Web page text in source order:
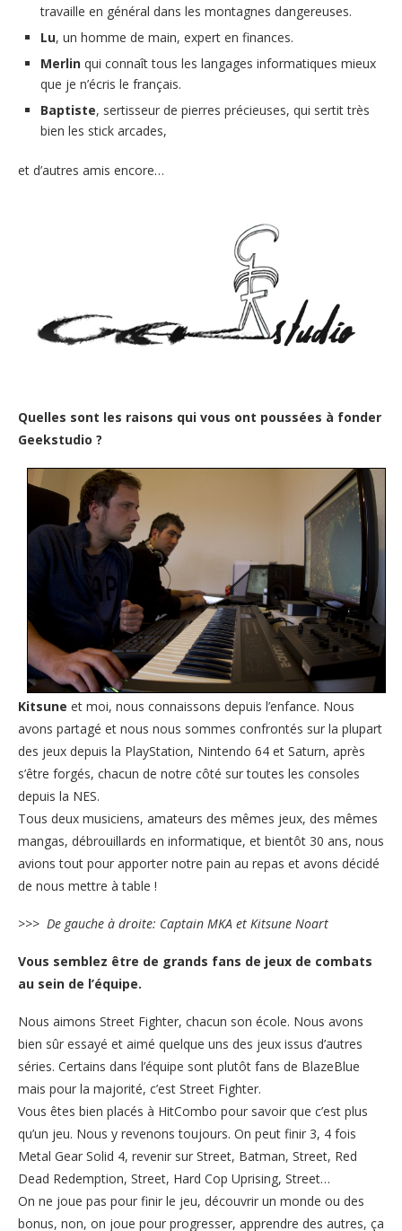
travaille en général dans les montagnes dangereuses.
Lu, un homme de main, expert en finances.
Merlin qui connaît tous les langages informatiques mieux
que je n’écris le français.
Baptiste, sertisseur de pierres précieuses, qui sertit très
bien les stick arcades,
et d’autres amis encore…
Quelles sont les raisons qui vous ont poussées à fonder
Geekstudio ?
Kitsune et moi, nous connaissons depuis l’enfance. Nous
avons partagé et nous nous sommes confrontés sur la plupart
des jeux depuis la PlayStation, Nintendo 64 et Saturn, après
s’être forgés, chacun de notre côté sur toutes les consoles
depuis la NES.
Tous deux musiciens, amateurs des mêmes jeux, des mêmes
mangas, débrouillards en informatique, et bientôt 30 ans, nous
avions tout pour apporter notre pain au repas et avons décidé
de nous mettre à table !
>>> De gauche à droite: Captain MKA et Kitsune Noart
Vous semblez être de grands fans de jeux de combats
au sein de l’équipe.
Nous aimons Street Fighter, chacun son école. Nous avons
bien sûr essayé et aimé quelque uns des jeux issus d’autres
séries. Certains dans l’équipe sont plutôt fans de BlazeBlue
mais pour la majorité, c’est Street Fighter.
Vous êtes bien placés à HitCombo pour savoir que c’est plus
qu’un jeu. Nous y revenons toujours. On peut finir 3, 4 fois
Metal Gear Solid 4, revenir sur Street, Batman, Street, Red
Dead Redemption, Street, Hard Cop Uprising, Street…
On ne joue pas pour finir le jeu, découvrir un monde ou des
bonus, non, on joue pour progresser, apprendre des autres, ça